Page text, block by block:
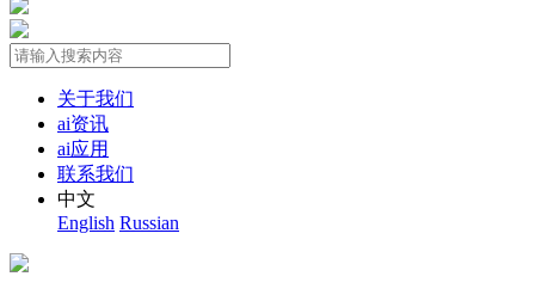
关于我们
ai资讯
ai应用
联系我们
中文
English Russian